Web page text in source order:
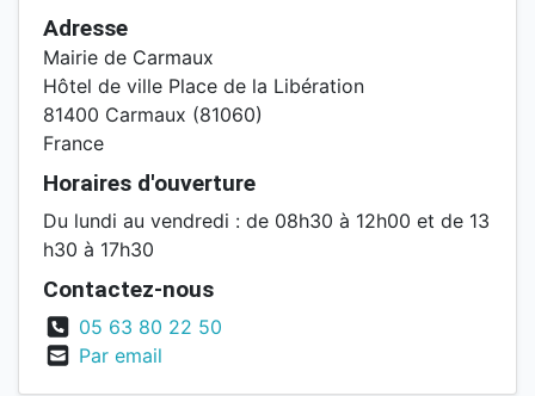
Adresse
Mairie de Carmaux
Hôtel de ville Place de la Libération
81400 Carmaux (81060)
France
Horaires d'ouverture
Du lundi au vendredi : de 08h30 à 12h00 et de 13
h30 à 17h30
Contactez-nous
05 63 80 22 50
Par email